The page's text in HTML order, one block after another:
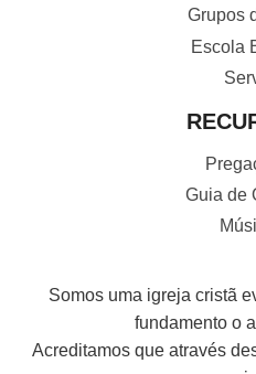
Grupos
Escola
Guia de
Somos uma igreja cristã
fundamento o
Acreditamos que através